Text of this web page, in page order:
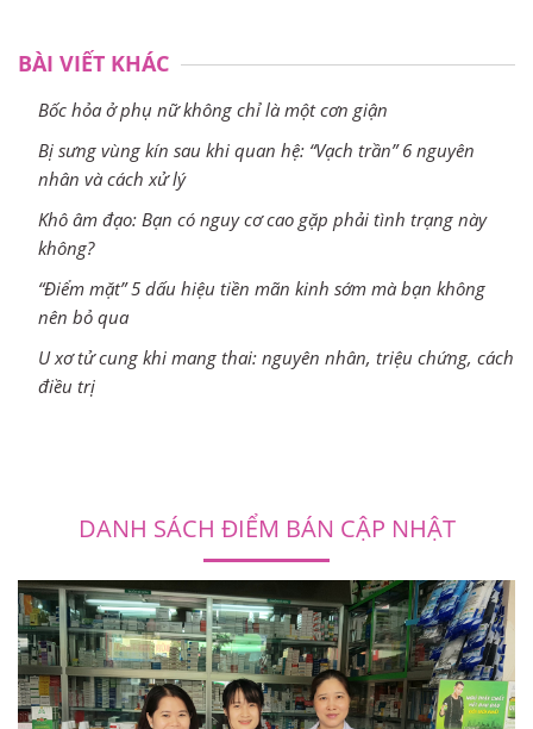
BÀI VIẾT KHÁC
Bốc hỏa ở phụ nữ không chỉ là một cơn giận
Bị sưng vùng kín sau khi quan hệ: “Vạch trần” 6 nguyên
nhân và cách xử lý
Khô âm đạo: Bạn có nguy cơ cao gặp phải tình trạng này
không?
“Điểm mặt” 5 dấu hiệu tiền mãn kinh sớm mà bạn không
nên bỏ qua
U xơ tử cung khi mang thai: nguyên nhân, triệu chứng, cách
điều trị
DANH SÁCH ĐIỂM BÁN CẬP NHẬT